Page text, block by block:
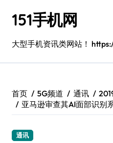
151手机网
大型手机资讯类网站！
首页 5G频道 通讯
亚马逊审查其AI面部识别
通讯